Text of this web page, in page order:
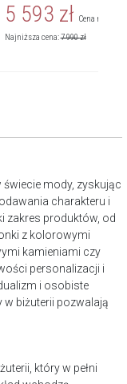
5 593 zł Cena
Najniższa cena:7 990zł
mody, zyskując
charakteru i
zakres produktów, od
z kolorowymi
kamieniami czy
personalizacji i
i osobiste
w biżuterii pozwalają
który w pełni